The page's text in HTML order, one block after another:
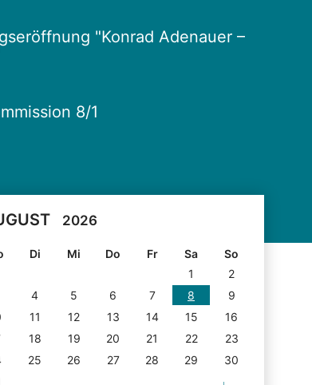
"Konrad Adenauer –
8/1
2026
Di Mi Do Fr Sa
So
1
2
4 5 6 7 8
9
11 12 13 14 15
16
18 19 20 21 22
23
25 26 27 28 29
30